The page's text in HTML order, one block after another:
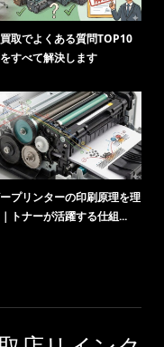
買取でよくある質問TOP10
をすべて解決します
プリンターの印刷原理を理
トナーが活躍する仕組...